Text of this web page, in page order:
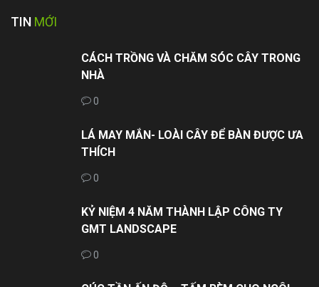
TIN MỚI
CÁCH TRỒNG VÀ CHĂM SÓC CÂY TRONG
NHÀ
0
LÁ MAY MẮN- LOÀI CÂY ĐỂ BÀN ĐƯỢC ƯA
THÍCH
0
KỶ NIỆM 4 NĂM THÀNH LẬP CÔNG TY
GMT LANDSCAPE
0